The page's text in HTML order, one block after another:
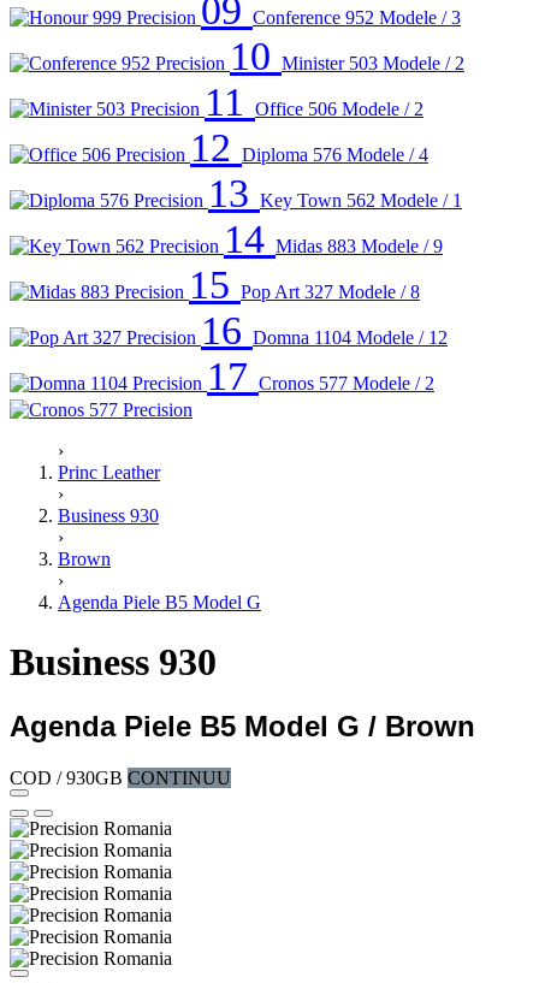
09 Conference 952 Modele / 3
10 Minister 503 Modele / 2
11 Office 506 Modele / 2
12 Diploma 576 Modele / 4
13 Key Town 562 Modele / 1
14 Midas 883 Modele / 9
15 Pop Art 327 Modele / 8
16 Domna 1104 Modele / 12
17 Cronos 577 Modele / 2
›
Princ Leather
›
Business 930
›
Brown
›
Agenda Piele B5 Model G
Business 930
Agenda Piele B5 Model G / Brown
COD /930GB CONTINUU